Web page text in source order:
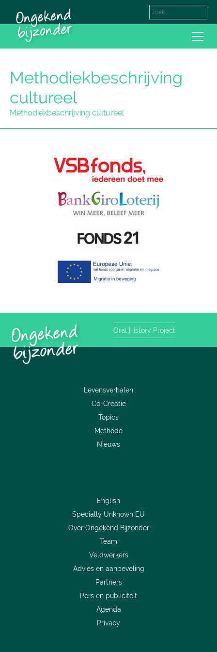
Methodiekbeschrijving
cultureel
Methodiekbeschrijving cultureel
Oral History Project
Levensverhalen
Co-Creatie
Topics
Methode
Nieuws
English
Specially Unknown EU
Over Ongekend Bijzonder
Team
Veldwerkers
Advies en aanbeveling
Partners
Pers en publiciteit
Agenda
Privacy